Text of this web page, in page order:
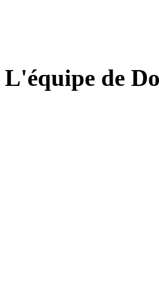
L'équipe de